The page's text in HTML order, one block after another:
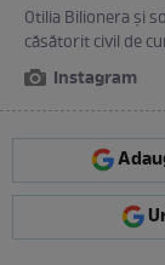
Otilia Bilionera și
căsătorit civil de
Instagram